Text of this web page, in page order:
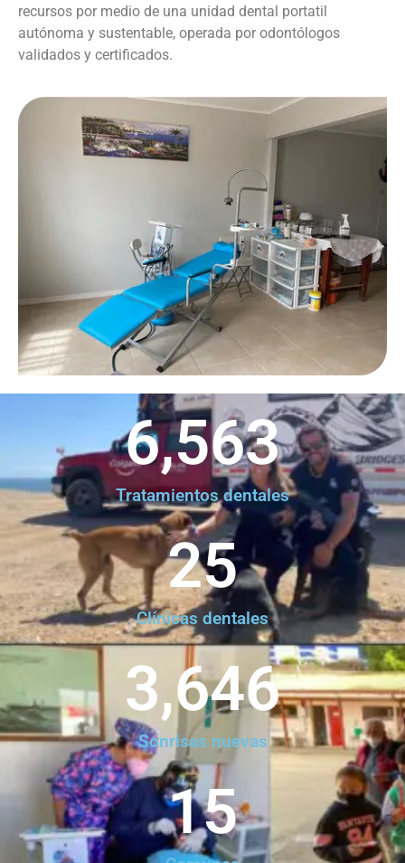
recursos por medio de una unidad dental portatil
autónoma y sustentable, operada por odontólogos
validados y certificados.
Tratamientos dentales
6,563
Clínicas dentales
25
Sonrisas nuevas
3,646
15